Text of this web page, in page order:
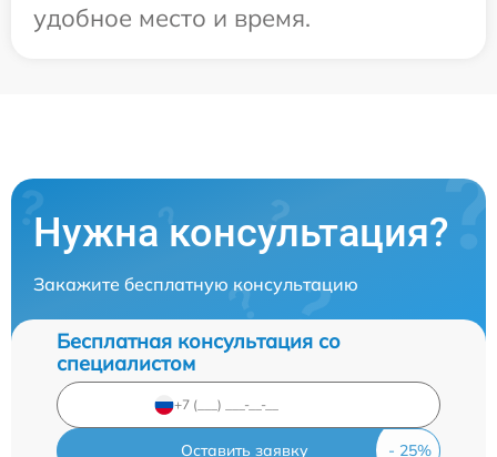
удобное место и время.
Нужна консультация?
Закажите бесплатную консультацию
Бесплатная консультация со
специалистом
Оставить заявку